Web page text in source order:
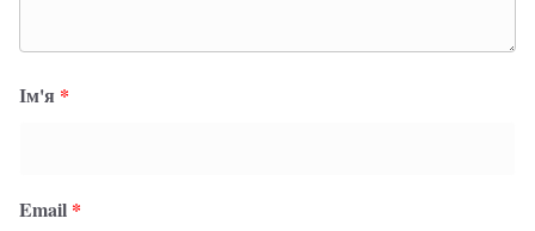
Ім'я *
Email *